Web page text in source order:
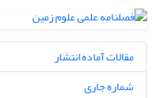
مقالات آماده انتشار
شماره جاری